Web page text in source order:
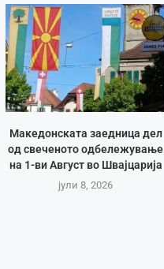
Македонската заедница дел
од свеченото одбележување
на 1-ви Август во Швајцарија
јули 8, 2026